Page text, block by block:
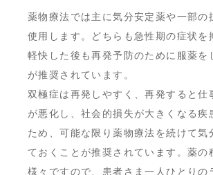
薬物療法では主に気分安定薬や一部の
使用します。どちらも急性期の症状を
軽快した後も再発予防のために服薬を
が推奨されています。
双極症は再発しやすく、再発すると仕
が悪化し、社会的損失が大きくなる疾
ため、可能な限り薬物療法を続けて気
ておくことが推奨されています。薬の
様々ですので、患者さま一人ひとりの